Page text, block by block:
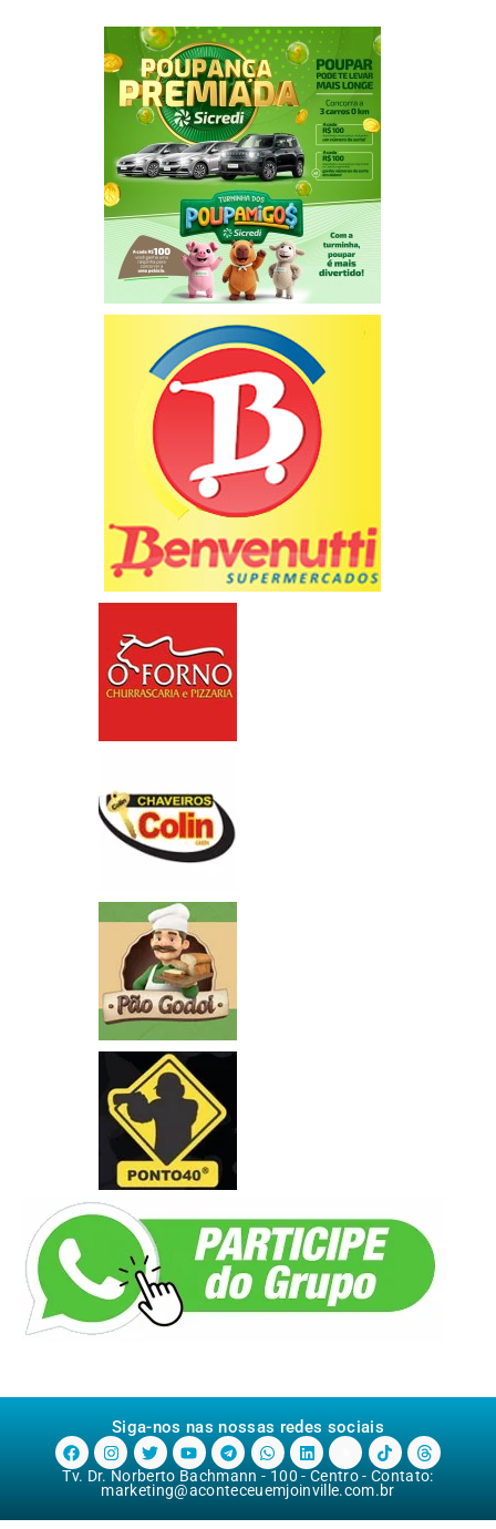
Siga-nos nas nossas redes sociais
Tv. Dr. Norberto Bachmann - 100 - Centro - Contato:
marketing@aconteceuemjoinville.com.br